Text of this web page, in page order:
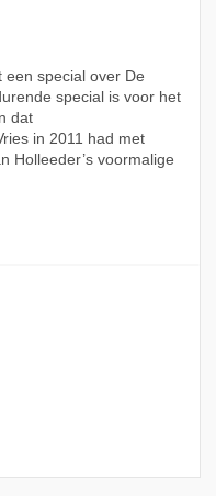
een special over De
special is voor het
dat
in 2011 had met
Holleeder’s voormalige